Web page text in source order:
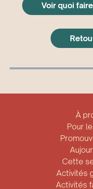
Voir quoi
À
Pour
Cette
Activités
Activités